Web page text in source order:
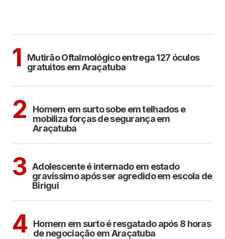
1
Mutirão Oftalmológico entrega 127 óculos
gratuitos em Araçatuba
2
Homem em surto sobe em telhados e
mobiliza forças de segurança em
Araçatuba
3 Adolescente é internado em estado
gravíssimo após ser agredido em escola de
Birigui
4
Homem em surto é resgatado após 8 horas
de negociação em Araçatuba